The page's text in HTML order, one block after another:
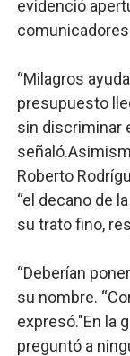
evidenció
“Milagros
presupuesto
sin discriminar
Roberto
“el decano de
su trato fino,
“Deberían
su nombre.
expresó."En la
preguntó a